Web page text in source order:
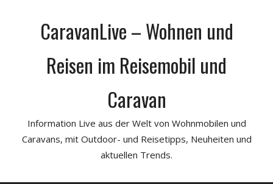
CaravanLive – Wohnen und
Reisen im Reisemobil und
Caravan
Information Live aus der Welt von Wohnmobilen und
Caravans, mit Outdoor- und Reisetipps, Neuheiten und
aktuellen Trends.